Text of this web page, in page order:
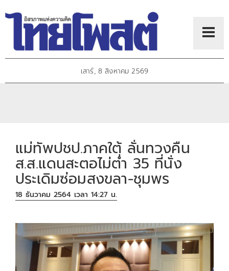
เสาร์, 8 สิงหาคม 2569
แม่ทัพปชป.ภาคใต้ ลั่นทวงคืน
ส.ส.แดนสะตอไม่ต่ำ 35 ที่นั่ง
ประเดิมซ่อมสงขลา-ชุมพร
18 ธันวาคม 2564 เวลา 14:27 น.